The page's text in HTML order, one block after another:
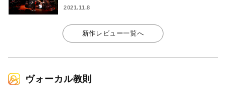
2021.11.8
新作レビュー一覧へ
ヴォーカル教則